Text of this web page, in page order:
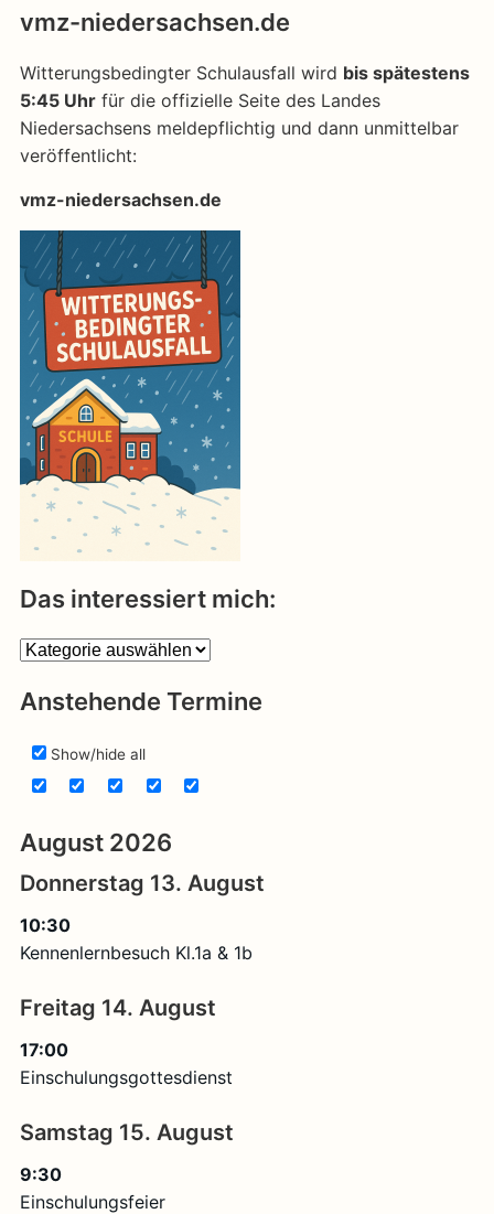
vmz-niedersachsen.de
Witterungsbedingter Schulausfall wird bis spätestens
5:45 Uhrfür die offizielle Seite des Landes
Niedersachsens meldepflichtig und dann unmittelbar
veröffentlicht:
vmz-niedersachsen.de
Das interessiert mich:
Das
mich:
Anstehende Termine
Show/hide all
August 2026
Donnerstag 13. August
10:30
Kennenlernbesuch Kl.1a & 1b
Freitag 14. August
17:00
Einschulungsgottesdienst
Samstag 15. August
9:30
Einschulungsfeier